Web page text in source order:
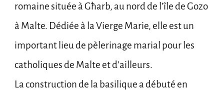
romaine située à Għarb, au nord de l’île de Gozo
à Malte. Dédiée à la Vierge Marie, elle est un
important lieu de pèlerinage marial pour les
catholiques de Malte et d’ailleurs.
La construction de la basilique a débuté en